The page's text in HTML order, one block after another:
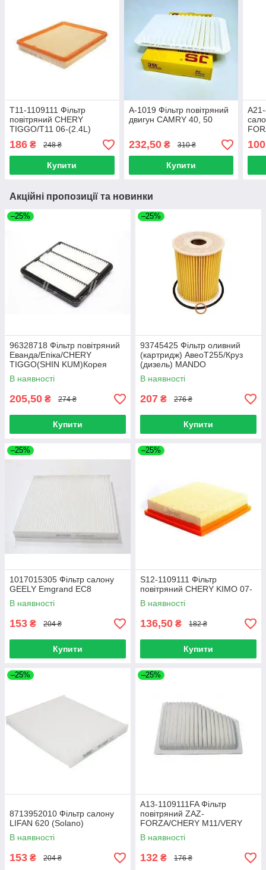
T11-1109111 Фільтр
повітряний CHERY
TIGGO/T11 06-(2.4L)
KOREA STAR
186 ₴ 248 ₴
Купити
A-1019 Фільтр повітряний
двигун CAMRY 40, 50
232,50₴ 310 ₴
Купити
Акційні пропозиції та новинки
–25%
96328718 Фільтр повітряний
Еванда/Епіка/CHERY
TIGGO(SHIN KUM)Корея
В наявності
205,50 ₴ 274 ₴
Купити
–25%
93745425 Фільтр оливний
(картридж) АвеоТ255/Круз
(дизель) MANDO
(ориг)EEOD0002Y
В наявності
207 ₴ 276 ₴
Купити
–25%
1017015305 Фільтр салону
GEELY Emgrand EC8
В наявності
153 ₴ 204 ₴
Купити
–25%
S12-1109111 Фільтр
повітряний CHERY KIMO 07-
В наявності
136,50 ₴ 182 ₴
Купити
–25%
8713952010 Фільтр салону
LIFAN 620 (Solano)
В наявності
153 ₴ 204 ₴
–25%
A13-1109111FA Фільтр
повітряний ZAZ-
FORZA/CHERY M11/VERY
08- (KS)
В наявності
132 ₴ 176 ₴